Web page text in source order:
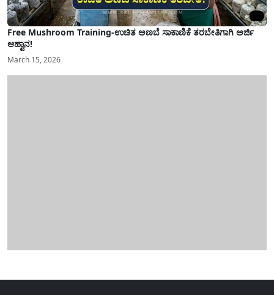
Free Mushroom Training-ಉಚಿತ ಅಣಬೆ ಸಾಕಾಣಿಕೆ ತರಬೇತಿಗಾಗಿ ಅರ್ಜಿ
ಆಹ್ವಾನ!
March 15, 2026